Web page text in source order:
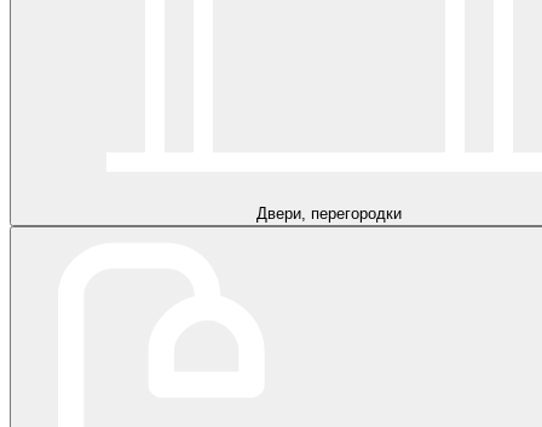
Двери, перегородки